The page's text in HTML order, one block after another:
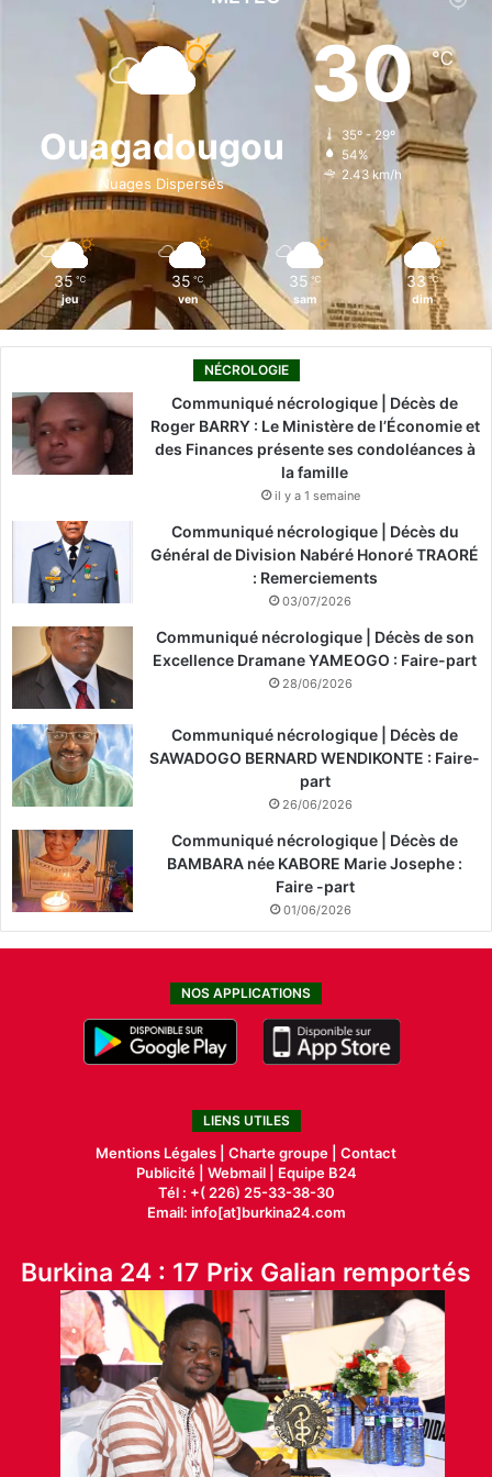
e
o
k
i
n
t
a
g
r
T
o
k
Ouagadougou
Nuages Dispersés
30℃
35º - 29º
54%
2.43 km/h
35 ℃
jeu
35 ℃
ven
35 ℃
sam
33 ℃
dim
NÉCROLOGIE
Communiqué nécrologique | Décès de
Roger BARRY : Le Ministère de l’Économie et
des Finances présente ses condoléances à
la famille
il y a 1 semaine
Communiqué nécrologique | Décès du
Général de Division Nabéré Honoré TRAORÉ
: Remerciements
03/07/2026
Communiqué nécrologique | Décès de son
Excellence Dramane YAMEOGO : Faire-part
28/06/2026
Communiqué nécrologique | Décès de
SAWADOGO BERNARD WENDIKONTE : Faire-
part
26/06/2026
Communiqué nécrologique | Décès de
BAMBARA née KABORE Marie Josephe :
Faire -part
01/06/2026
NOS APPLICATIONS
LIENS UTILES
Mentions Légales | Charte groupe | Contact
Publicité| Webmail |
Equipe B24
Tél : +( 226) 25-33-38-30
Email: info[at]burkina24.com
Burkina 24 : 17 Prix Galian remportés